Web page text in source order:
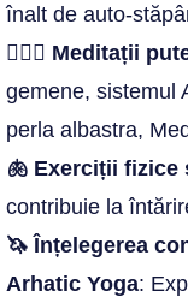
înalt de auto-
🧘🏻‍♂️ Meditații
gemene, sistemul
perla albastra,
🫁 Exerciții fizice
contribuie la
🦄 Înțelegerea
Arhatic Yoga: